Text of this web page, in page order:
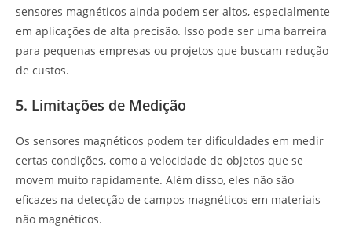
sensores magnéticos ainda podem ser altos, especialmente
em aplicações de alta precisão. Isso pode ser uma barreira
para pequenas empresas ou projetos que buscam redução
de custos.
5. Limitações de Medição
Os sensores magnéticos podem ter dificuldades em medir
certas condições, como a velocidade de objetos que se
movem muito rapidamente. Além disso, eles não são
eficazes na detecção de campos magnéticos em materiais
não magnéticos.